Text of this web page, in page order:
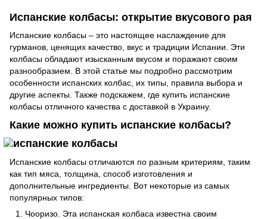
Испанские колбасы: открытие вкусового рая
Испанские колбасы – это настоящее наслаждение для
гурманов, ценящих качество, вкус и традиции Испании. Эти
колбасы обладают изысканным вкусом и поражают своим
разнообразием. В этой статье мы подробно рассмотрим
особенности испанских колбас, их типы, правила выбора и
другие аспекты. Также подскажем, где купить испанские
колбасы отличного качества с доставкой в Украину.
Какие можно купить испанские колбасы?
Испанские колбасы отличаются по разным критериям, таким
как тип мяса, толщина, способ изготовления и
дополнительные ингредиенты. Вот некоторые из самых
популярных типов:
Чооризо. Эта испанская колбаса известна своим